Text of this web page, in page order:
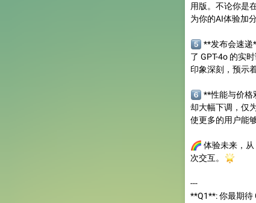
用版。不论你是
为你的AI体验加分
5️⃣**发布会速递
了 GPT-4o 的实
印象深刻，预示
6️⃣**性能与价格
却大幅下调，仅
使更多的用户能
🌈体验未来，从
次交互。
🌟
---
**Q1**: 你最期待